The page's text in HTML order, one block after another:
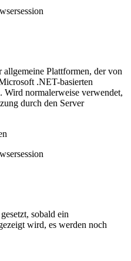
allgemeine Plattformen, der von
.NET-basierten
Wird normalerweise verwendet,
durch den Server
sobald ein
wird, es werden noch